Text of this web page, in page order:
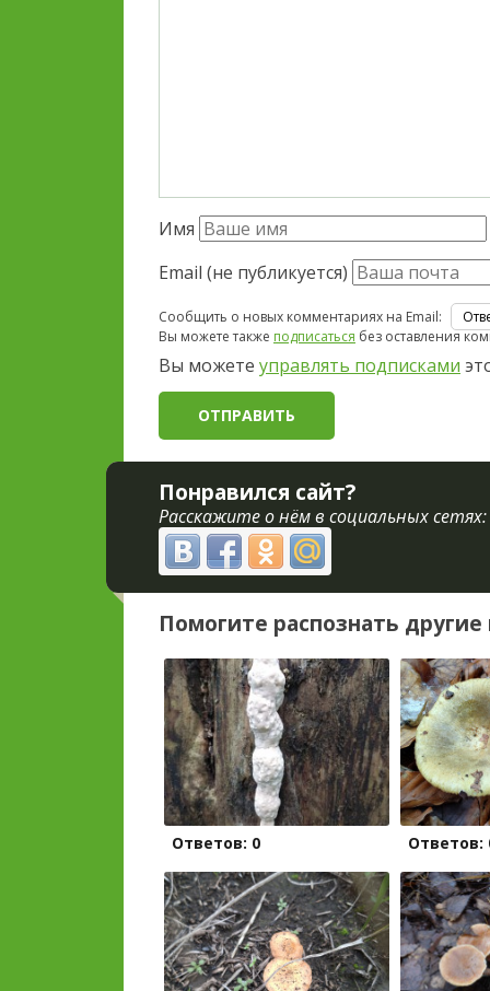
Имя
Email (не публикуется)
Сообщить о новых комментариях на Email:
Вы можете также подписаться без оставления
Вы можете управлять подписками
Понравился сайт?
Расскажите о нём в социальных сетях:
Помогите распознать другие
Ответов: 0 Ответов: